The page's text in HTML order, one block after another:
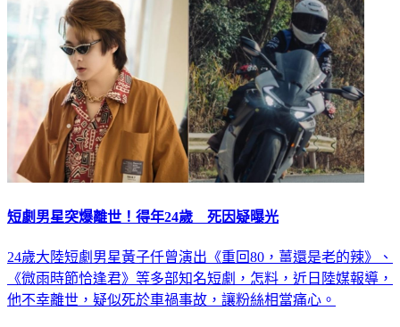
短劇男星突爆離世！得年24歲 死因疑曝光
24歲大陸短劇男星黃子仟曾演出《重回80，薑還是老的辣》、
《微雨時節恰逢君》等多部知名短劇，怎料，近日陸媒報導，
他不幸離世，疑似死於車禍事故，讓粉絲相當痛心。